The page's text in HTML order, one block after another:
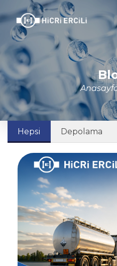
Hepsi Depolama